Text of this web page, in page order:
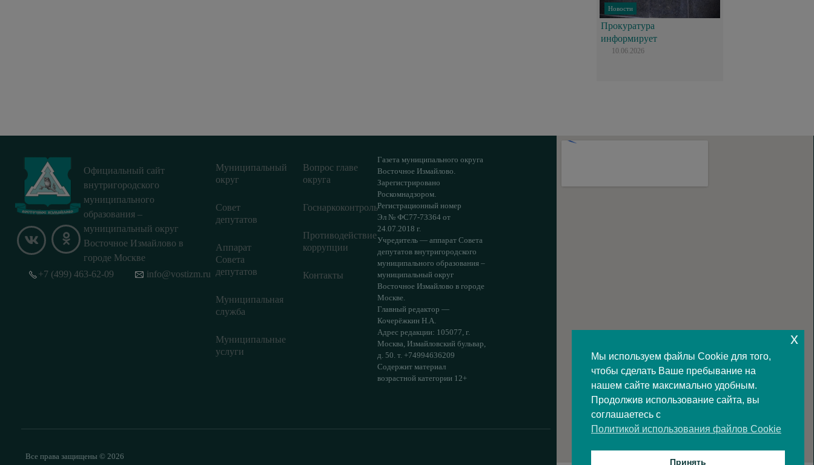
Новости
Прокуратура
информирует
10.06.2026
Официальный сайт
внутригородского
муниципального
образования –
муниципальный округ
Восточное Измайлово в
городе Москве
Муниципальный
округ
Совет
депутатов
Аппарат
Совета
депутатов
Муниципальная
служба
Муниципальные
услуги
Вопрос главе
округа
Госнаркоконтроль
Противодействие
коррупции
Контакты
Газета муниципального округа
Восточное Измайлово.
Зарегистрировано
Роскомнадзором.
Регистрационный номер
Эл № ФС77-73364 от
24.07.2018 г.
Учредитель — аппарат Совета
депутатов внутригородского
муниципального образования –
муниципальный округ
Восточное Измайлово в городе
Москве.
Главный редактор —
Кочерёжкин Н.А.
Адрес редакции: 105077, г.
Москва, Измайловский бульвар,
д. 50. т. +74994636209
Содержит материал
возрастной категории 12+
+7 (499) 463-62-09 info@vostizm.ru
Все права защищены © 2026
Мы используем файлы Cookie для того,
чтобы сделать Ваше пребывание на
нашем сайте максимально удобным.
Продолжив использование сайта, вы
соглашаетесь с
Политикой использования файлов Cookie
Принять
x